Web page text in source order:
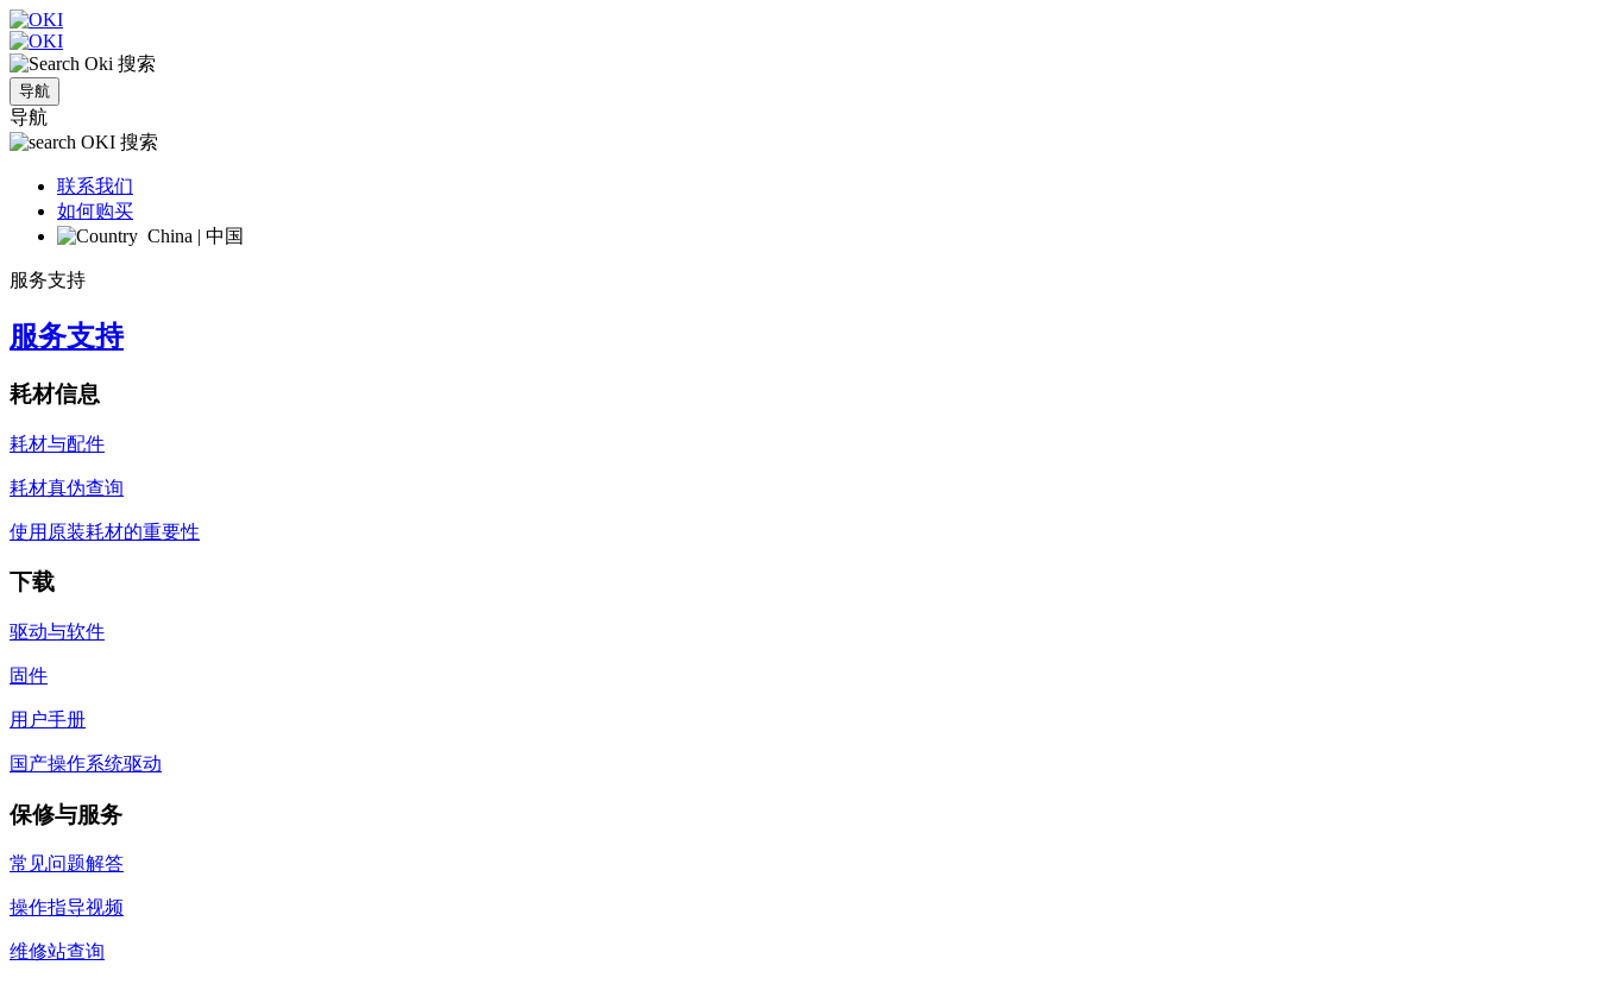
搜索
导航
导航
搜索
联系我们
如何购买
China | 中国
服务支持
服务支持
耗材信息
耗材与配件
耗材真伪查询
使用原装耗材的重要性
下载
驱动与软件
固件
用户手册
国产操作系统驱动
保修与服务
常见问题解答
操作指导视频
维修站查询